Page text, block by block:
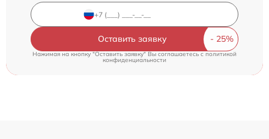
Оставить заявку
Нажимая на кнопку "Оставить заявку" Вы соглашаетесь c политикой
конфиденциальности